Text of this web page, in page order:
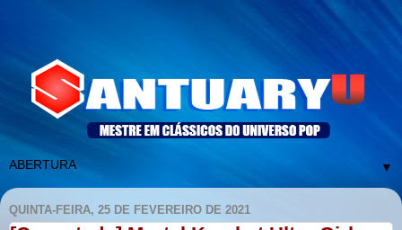
▼
QUINTA-FEIRA, 25 DE FEVEREIRO DE 2021